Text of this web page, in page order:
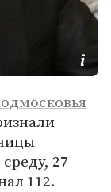
27
112.